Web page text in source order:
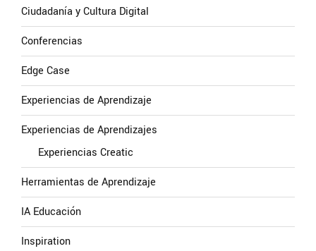
Ciudadanía y Cultura Digital
Conferencias
Edge Case
Experiencias de Aprendizaje
Experiencias de Aprendizajes
Experiencias Creatic
Herramientas de Aprendizaje
IA Educación
Inspiration